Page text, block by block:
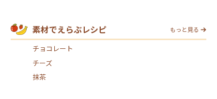
素材でえらぶレシピ もっと見る
チョコレート
チーズ
抹茶